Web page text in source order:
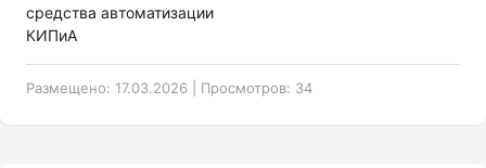
средства автоматизации
КИПиА
Размещено: 17.03.2026 | Просмотров: 34